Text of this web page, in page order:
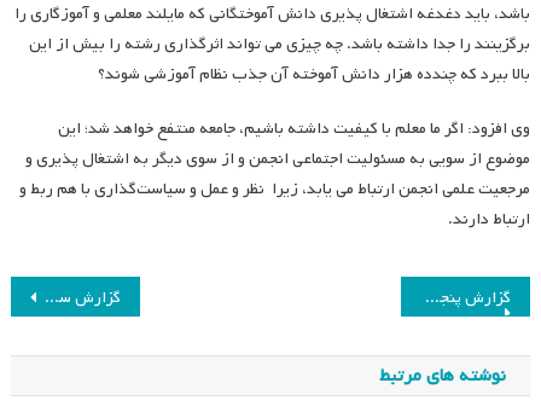
باشد، باید دغدغه اشتغال پذیری دانش آموختگانی که مایلند معلمی و آموزگاری را
برگزینند را جدا داشته باشد. چه چیزی می تواند اثرگذاری رشته را بیش از این
بالا ببرد که چندده هزار دانش آموخته آن جذب نظام آموزشی شوند؟
وی افزود: اگر ما معلم با کیفیت داشته باشیم، جامعه منتفع خواهد شد؛ این
موضوع از سویی به مسئولیت اجتماعی انجمن و از سوی دیگر به اشتغال پذیری و
مرجعیت علمی انجمن ارتباط می یابد، زیرا نظر و عمل و سیاست‌گذاری با هم ربط و
ارتباط دارند.
راهبری
نوشته
گزارش سه ماهه ششم هیئت مدیره انجمن مطالعات برنامه درسی ایران گزارش پنجمین جلسه شورای عالی برنامه‌ریزی راهبردی انجمن مطالعات برنامه درسی ایران
نوشته های مرتبط